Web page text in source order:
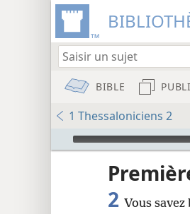
BIBLE
1 Thessaloniciens 2
Audio Player
2 Vous savez